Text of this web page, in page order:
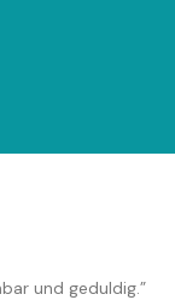
und geduldig.”